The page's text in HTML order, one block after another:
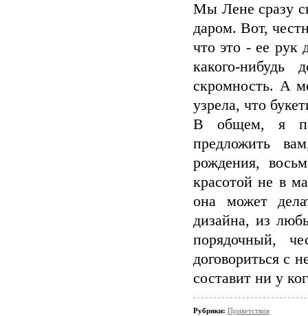
Мы Лене сразу
даром. Вот,
что это - ее рук
какого-
скромность. А
узрела, что
В общем, я
предложить
рождения,
красотой не в
она может
дизайна, из
порядочный,
договориться с
составит ни у
Рубрики: Приветствия